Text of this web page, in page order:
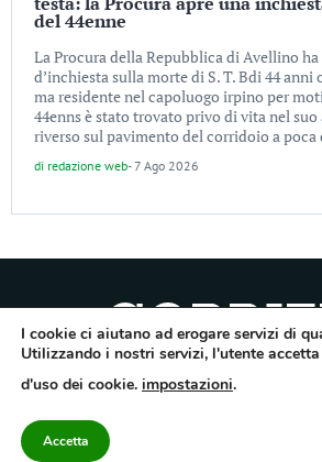
del 44enne
La Procura della Repubblica di Avellino
d’inchiesta sulla morte di S. T. Bdi 44
ma residente nel capoluogo irpino per
44enns è stato trovato privo di vita nel
riverso sul pavimento del corridoio a poca
di redazione web-7 Ago 2026
10/9/2012. Iscritto nel Registro Operatori di
Avellino – Cap.Soc. 20.000 € – REA 187346 – PI/CF.
I cookie ci aiutano ad erogare servizi di
Utilizzando i nostri servizi, l'utente
d'uso dei cookie. impostazioni.
Accetta